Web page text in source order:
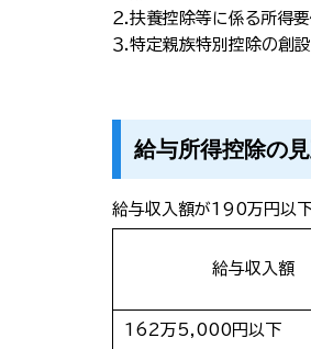
２.扶養控除等に係る所得
３.特定親族特別控除の創設
給与所得控除の
給与収入額が190万円以
給与収入額
162万5,000円以下